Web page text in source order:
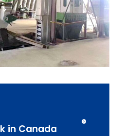
in Canada